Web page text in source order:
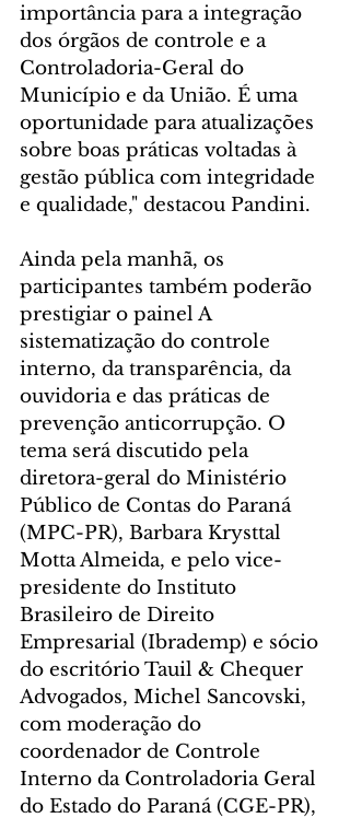
importância para a integração
dos órgãos de controle e a
Controladoria-Geral do
Município e da União. É uma
oportunidade para atualizações
sobre boas práticas voltadas à
gestão pública com integridade
e qualidade," destacou Pandini.
Ainda pela manhã, os
participantes também poderão
prestigiar o painel A
sistematização do controle
interno, da transparência, da
ouvidoria e das práticas de
prevenção anticorrupção. O
tema será discutido pela
diretora-geral do Ministério
Público de Contas do Paraná
(MPC-PR), Barbara Krysttal
Motta Almeida, e pelo vice-
presidente do Instituto
Brasileiro de Direito
Empresarial (Ibrademp) e sócio
do escritório Tauil & Chequer
Advogados, Michel Sancovski,
com moderação do
coordenador de Controle
Interno da Controladoria Geral
do Estado do Paraná (CGE-PR),